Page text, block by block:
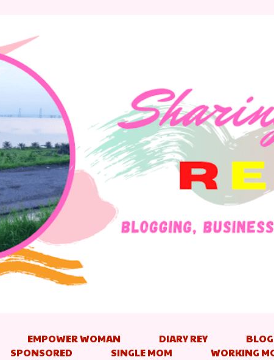
EMPOWER WOMAN DIARY REY
SPONSORED SINGLE MOM WORKING